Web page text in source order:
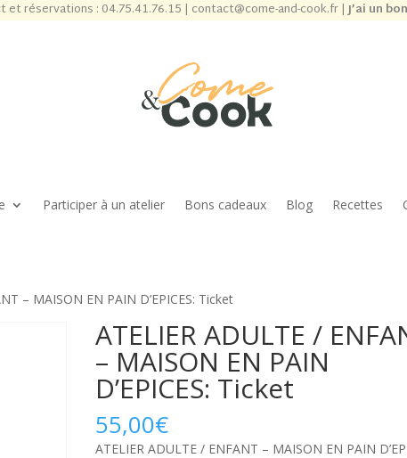
et réservations : 04.75.41.76.15 | contact@come-and-cook.fr|J’ai un
Participer à un atelier Bons cadeaux Blog Recettes
– MAISON EN PAIN D’EPICES: Ticket
ATELIER ADULTE /
– MAISON EN PAIN
D’EPICES: Ticket
55,00€
ATELIER ADULTE / ENFANT – MAISON EN PAIN